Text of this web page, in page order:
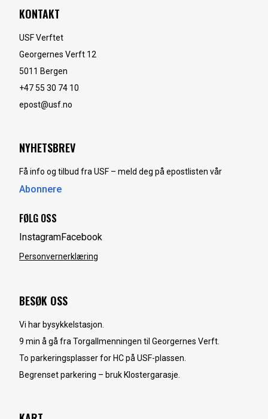
KONTAKT
USF Verftet
Georgernes Verft 12
5011 Bergen
+47 55 30 74 10
epost@usf.no
NYHETSBREV
Få info og tilbud fra USF – meld deg på epostlisten vår
Abonnere
FØLG OSS
InstagramFacebook
Personvernerklæring
BESØK OSS
Vi har bysykkelstasjon.
9 min å gå fra Torgallmenningen til Georgernes Verft.
To parkeringsplasser for HC på USF-plassen.
Begrenset parkering – bruk Klostergarasje.